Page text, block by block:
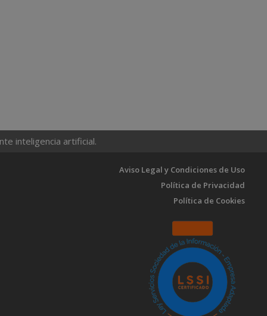
inteligencia artificial.
Aviso Legal y Condiciones de Uso
Política de Privacidad
Política de Cookies